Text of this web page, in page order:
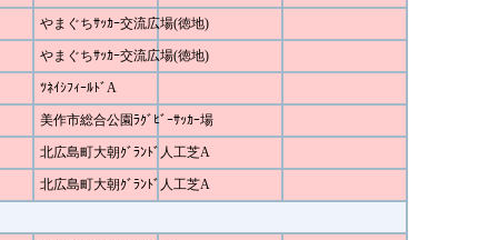
やまぐちｻｯｶｰ交流広場(徳地)
やまぐちｻｯｶｰ交流広場(徳地)
ﾂﾈｲｼﾌｨｰﾙﾄﾞA
美作市総合公園ﾗｸﾞﾋﾞｰｻｯｶｰ場
北広島町大朝ｸﾞﾗﾝﾄﾞ人工芝A
北広島町大朝ｸﾞﾗﾝﾄﾞ人工芝A